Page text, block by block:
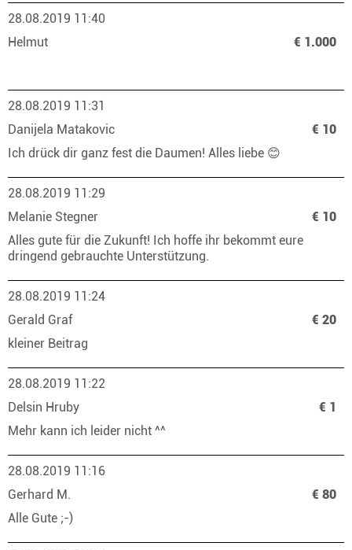
28.08.2019 11:40
Helmut
€ 1.000
28.08.2019 11:31
Danijela Matakovic
€ 10
Ich drück dir ganz fest die Daumen! Alles liebe 😊
28.08.2019 11:29
Melanie Stegner
€ 10
Alles gute für die Zukunft! Ich hoffe ihr bekommt eure
dringend gebrauchte Unterstützung.
28.08.2019 11:24
Gerald Graf
€ 20
kleiner Beitrag
28.08.2019 11:22
Delsin Hruby
€ 1
Mehr kann ich leider nicht ^^
28.08.2019 11:16
Gerhard M.
€ 80
Alle Gute ;-)